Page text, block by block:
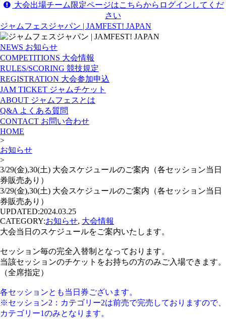
大会出場チーム限定ページはこちらからログインしてくだ
さい
ジャムフェスジャパン | JAMFEST! JAPAN
NEWS お知らせ
COMPETITIONS 大会情報
RULES/SCORING 競技規定
REGISTRATION 大会参加申込
JAM TICKET ジャムチケット
ABOUT ジャムフェスとは
Q&A よくある質問
CONTACT お問い合わせ
HOME
>
お知らせ
>
3/29(金),30(土) 大会スケジュールのご案内（各セッション当日
券販売あり）
3/29(金),30(土) 大会スケジュールのご案内（各セッション当日
券販売あり）
UPDATED:2024.03.25
CATEGORY:お知らせ, 大会情報
大会当日のスケジュールをご案内いたします。
セッション毎の完全入替制となっております。
当該セッションのチケットをお持ちの方のみご入場できます。
（全席指定）
各セッションとも当日券ございます。
※セッション2：カテゴリー2は前売で完売しておりますので、
カテゴリー1のみとなります。